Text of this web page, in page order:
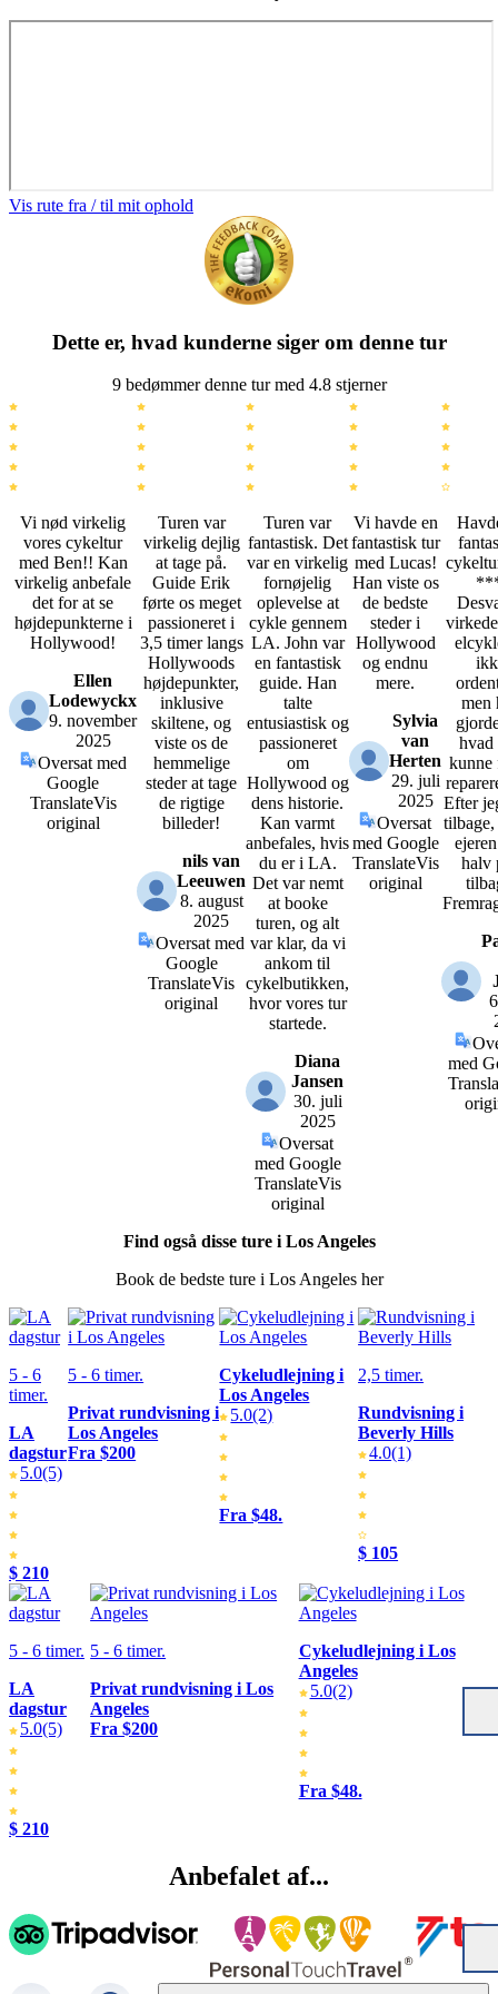
Vis rute fra / til mit ophold
Dette er, hvad kunderne siger om denne tur
9 bedømmer denne tur med 4.8 stjerner
Vi nød virkelig
vores cykeltur
med Ben!! Kan
virkelig anbefale
det for at se
højdepunkterne i
Hollywood!
Ellen
Lodewyckx
9. november
2025
Oversat med
Google
TranslateVis
original
Turen var
virkelig dejlig
at tage på.
Guide Erik
førte os meget
passioneret i
3,5 timer langs
Hollywoods
højdepunkter,
inklusive
skiltene, og
viste os de
hemmelige
steder at tage
de rigtige
billeder!
nils van
Leeuwen
8. august
2025
Oversat med
Google
TranslateVis
original
Turen var
fantastisk. Det
var en virkelig
fornøjelig
oplevelse at
cykle gennem
LA. John var
en fantastisk
guide. Han
talte
entusiastisk og
passioneret
om
Hollywood og
dens historie.
Kan varmt
anbefales, hvis
du er i LA.
Det var nemt
at booke
turen, og alt
var klar, da vi
ankom til
cykelbutikken,
hvor vores tur
startede.
Diana
Jansen
30. juli
2025
Oversat
med Google
TranslateVis
original
Vi havde en
fantastisk tur
med Lucas!
Han viste os
de bedste
steder i
Hollywood
og endnu
mere.
Sylvia
van
Herten
29. juli
2025
Oversat
med Google
TranslateVis
original
men
hvad
kunne
Efter
halv
med
Find også disse ture i Los Angeles
Book de bedste ture i Los Angeles her
5 - 6
timer.
LA
dagstur
5.0(5)
$ 210
5 - 6 timer.
Privat rundvisning i
Los Angeles
Fra $200
Cykeludlejning i
Los Angeles
5.0(2)
Fra $48.
2,5 timer.
Rundvisning i
Beverly Hills
4.0(1)
$ 105
5 - 6 timer.
LA
dagstur
5.0(5)
$ 210
5 - 6 timer.
Privat rundvisning i Los
Angeles
Fra $200
Cykeludlejning i Los
Angeles
5.0(2)
Fra $48.
Anbefalet af...